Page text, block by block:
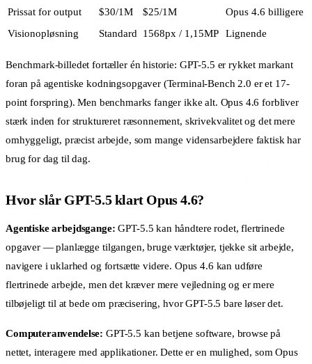
Prissat for output
$30/1M $25/1M
Opus 4.6 billigere
Visionopløsning
Standard 1568px / 1,15MP Lignende
Benchmark-billedet fortæller én historie: GPT-5.5 er rykket markant
foran på agentiske kodningsopgaver (Terminal-Bench 2.0 er et 17-
point forspring). Men benchmarks fanger ikke alt. Opus 4.6 forbliver
stærk inden for struktureret ræsonnement, skrivekvalitet og det mere
omhyggeligt, præcist arbejde, som mange vidensarbejdere faktisk har
brug for dag til dag.
Hvor slår GPT-5.5 klart Opus 4.6?
Agentiske arbejdsgange: GPT-5.5 kan håndtere rodet, flertrinede
opgaver — planlægge tilgangen, bruge værktøjer, tjekke sit arbejde,
navigere i uklarhed og fortsætte videre. Opus 4.6 kan udføre
flertrinede arbejde, men det kræver mere vejledning og er mere
tilbøjeligt til at bede om præcisering, hvor GPT-5.5 bare løser det.
Computeranvendelse: GPT-5.5 kan betjene software, browse på
nettet, interagere med applikationer. Dette er en mulighed, som Opus